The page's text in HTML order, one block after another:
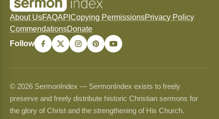
About UsFAQAPI Copying PermissionsPrivacy Policy
CommendationsDonate
Follow
© 2026 SermonIndex — SermonIndex exists to freely
preserve and freely distribute historic Christian sermons for
the glory of Christ and the strengthening of His Church.